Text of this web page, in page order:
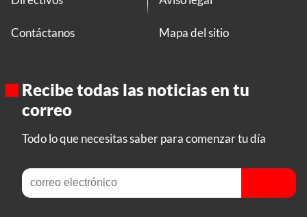
Contáctanos Mapa del sitio
Recibe todas las noticias en tu
correo
Todo lo que necesitas saber para comenzar tu día